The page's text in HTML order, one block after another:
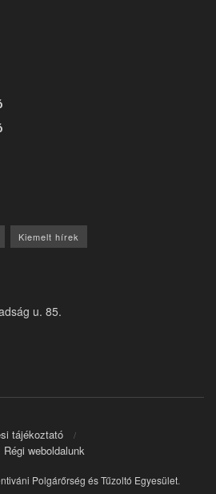
Kiemelt hírek
u. 85.
tájékoztató
Régi weboldalunk
Polgárőrség és Tűzoltó Egyesület.